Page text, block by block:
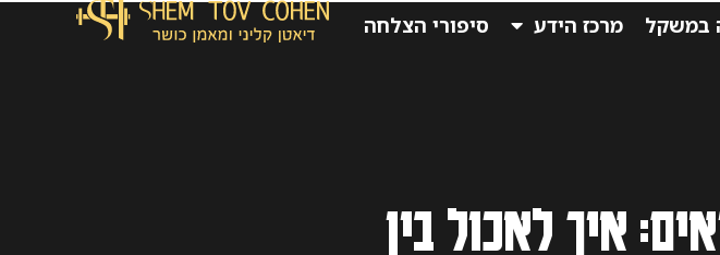
במשקל מרכז הידע
סיפורי הצלחה
איך לאכול בין